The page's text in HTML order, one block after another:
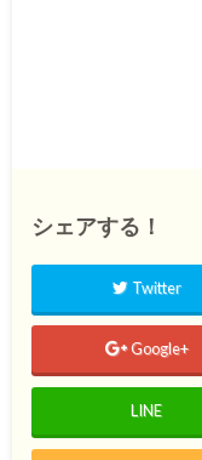
シェアする！
Twitter
Google+
LINE